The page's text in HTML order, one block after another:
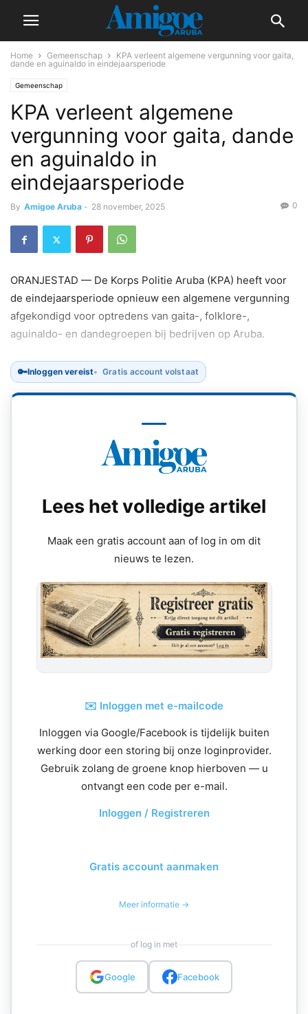
Home Gemeenschap
KPA verleent algemene vergunning voor gaita,
dande en aguinaldo in eindejaarsperiode
Gemeenschap
KPA verleent algemene
vergunning voor gaita, dande
en aguinaldo in
eindejaarsperiode
By Amigoe Aruba - 28 november, 2025 0
ORANJESTAD — De Korps Politie Aruba (KPA) heeft voor
de eindejaarsperiode opnieuw een algemene vergunning
afgekondigd voor optredens van gaita-, folklore-,
aguinaldo- en dandegroepen bij bedrijven op Aruba.
🔑Inloggen vereist Gratis account volstaat
Lees het volledige artikel
Maak een gratis account aan of log in om dit
nieuws te lezen.
✉️ Inloggen met e-mailcode
Inloggen via Google/Facebook is tijdelijk buiten
werking door een storing bij onze loginprovider.
Gebruik zolang de groene knop hierboven — u
ontvangt een code per e-mail.
Inloggen / Registreren
Gratis account aanmaken
Meer informatie →
of log in met
Google Facebook